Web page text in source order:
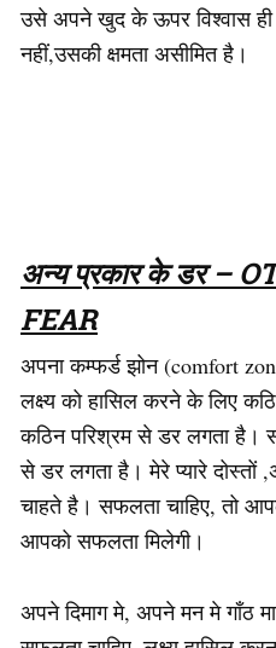
उसे अपने खुद के ऊपर विश्वास ही
नहीं,उसकी क्षमता असीमित है।
अन्य प्रकार के डर –
FEAR
अपना कम्फर्ड झोन (comfort
लक्ष्य को हासिल करने के लिए
कठिन परिश्रम से डर लगता है।
से डर लगता है। मेरे प्यारे
चाहते है। सफलता चाहिए, तो
आपको सफलता मिलेगी।
अपने दिमाग मे, अपने मन मे गाँठ